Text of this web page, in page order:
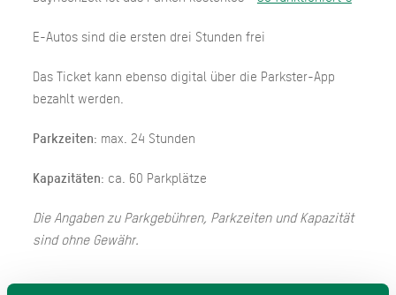
E-Autos sind die ersten drei Stunden frei
Das Ticket kann ebenso digital über die Parkster-App
bezahlt werden.
Parkzeiten: max. 24 Stunden
Kapazitäten: ca. 60 Parkplätze
Die Angaben zu Parkgebühren, Parkzeiten und Kapazität
sind ohne Gewähr.